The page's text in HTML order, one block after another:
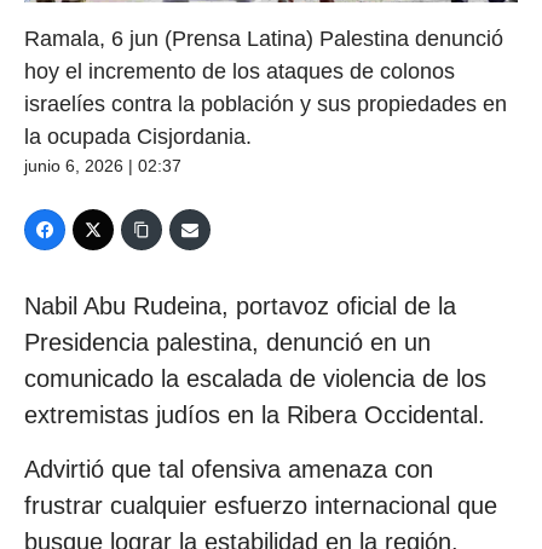
Ramala, 6 jun (Prensa Latina) Palestina denunció
hoy el incremento de los ataques de colonos
israelíes contra la población y sus propiedades en
la ocupada Cisjordania.
junio 6, 2026 | 02:37
Nabil Abu Rudeina, portavoz oficial de la
Presidencia palestina, denunció en un
comunicado la escalada de violencia de los
extremistas judíos en la Ribera Occidental.
Advirtió que tal ofensiva amenaza con
frustrar cualquier esfuerzo internacional que
busque lograr la estabilidad en la región.